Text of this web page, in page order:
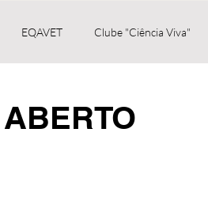
EQAVET Clube "Ciência Viva"